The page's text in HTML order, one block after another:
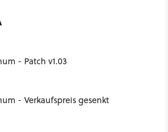
- Patch v1.03
- Verkaufspreis gesenkt